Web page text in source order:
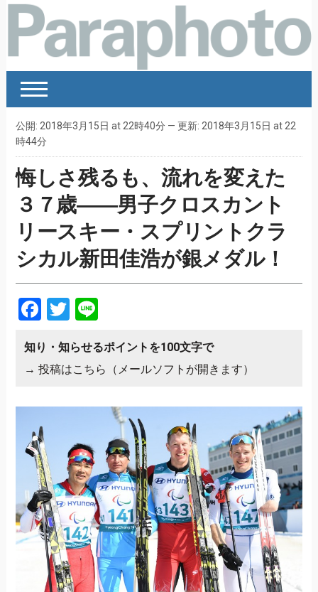
公開: 2018年3月15日 at 22時40分 — 更新: 2018年3月15日 at 22
時44分
悔しさ残るも、流れを変えた
３７歳――男子クロスカント
リースキー・スプリントクラ
シカル新田佳浩が銀メダル！
Facebook
Twitter
Line
知り・知らせるポイントを100文字で
→ 投稿はこちら（メールソフトが開きます）